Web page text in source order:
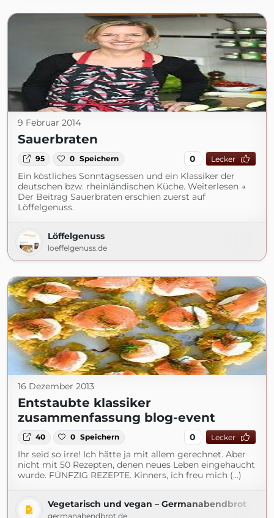
9 Februar 2014
Sauerbraten
95 0 Speichern 0 Lecker
Ein köstliches Sonntagsessen und ein Klassiker der
deutschen bzw. rheinländischen Küche. Weiterlesen →
Der Beitrag Sauerbraten erschien zuerst auf
Löffelgenuss.
Löffelgenuss
loeffelgenuss.de
16 Dezember 2013
Entstaubte klassiker
zusammenfassung blog-event
40 0 Speichern 0 Lecker
Ihr seid so irre! Ich hätte ja mit allem gerechnet. Aber
nicht mit 50 Rezepten, denen neues Leben eingehaucht
wurde. FÜNFZIG REZEPTE. Kinners, ich freu mich (...)
Vegetarisch und vegan – Germanabendbrot
germanabendbrot.de